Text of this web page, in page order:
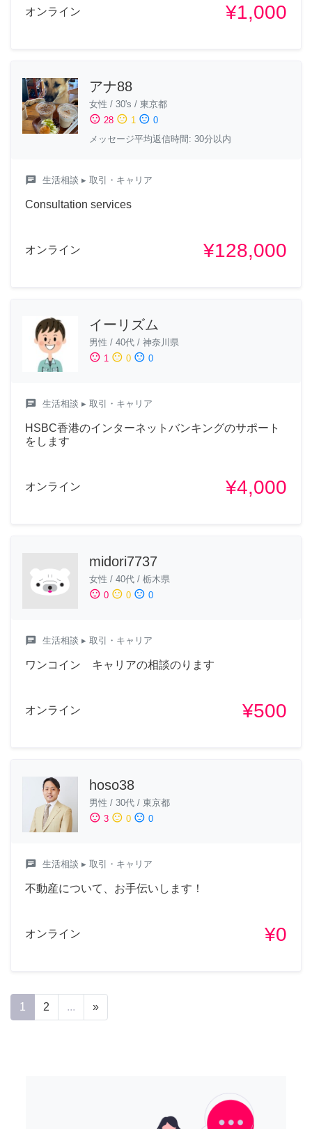
オンライン ¥1,000
アナ88
女性 / 30's / 東京都
sentiment_satisfied 28 sentiment_neutral 1 sentiment_dissatisfied 0
メッセージ平均返信時間: 30分以内
chat 生活相談 ▸ 取引・キャリア
Consultation services
オンライン ¥128,000
イーリズム
男性 / 40代 / 神奈川県
sentiment_satisfied 1 sentiment_neutral 0 sentiment_dissatisfied 0
chat 生活相談 ▸ 取引・キャリア
HSBC香港のインターネットバンキングのサポート
をします
オンライン ¥4,000
midori7737
女性 / 40代 / 栃木県
sentiment_satisfied 0 sentiment_neutral 0 sentiment_dissatisfied 0
chat 生活相談 ▸ 取引・キャリア
ワンコイン キャリアの相談のります
オンライン ¥500
hoso38
男性 / 30代 / 東京都
sentiment_satisfied 3 sentiment_neutral 0 sentiment_dissatisfied 0
chat 生活相談 ▸ 取引・キャリア
不動産について、お手伝いします！
オンライン ¥0
1 2 ... »